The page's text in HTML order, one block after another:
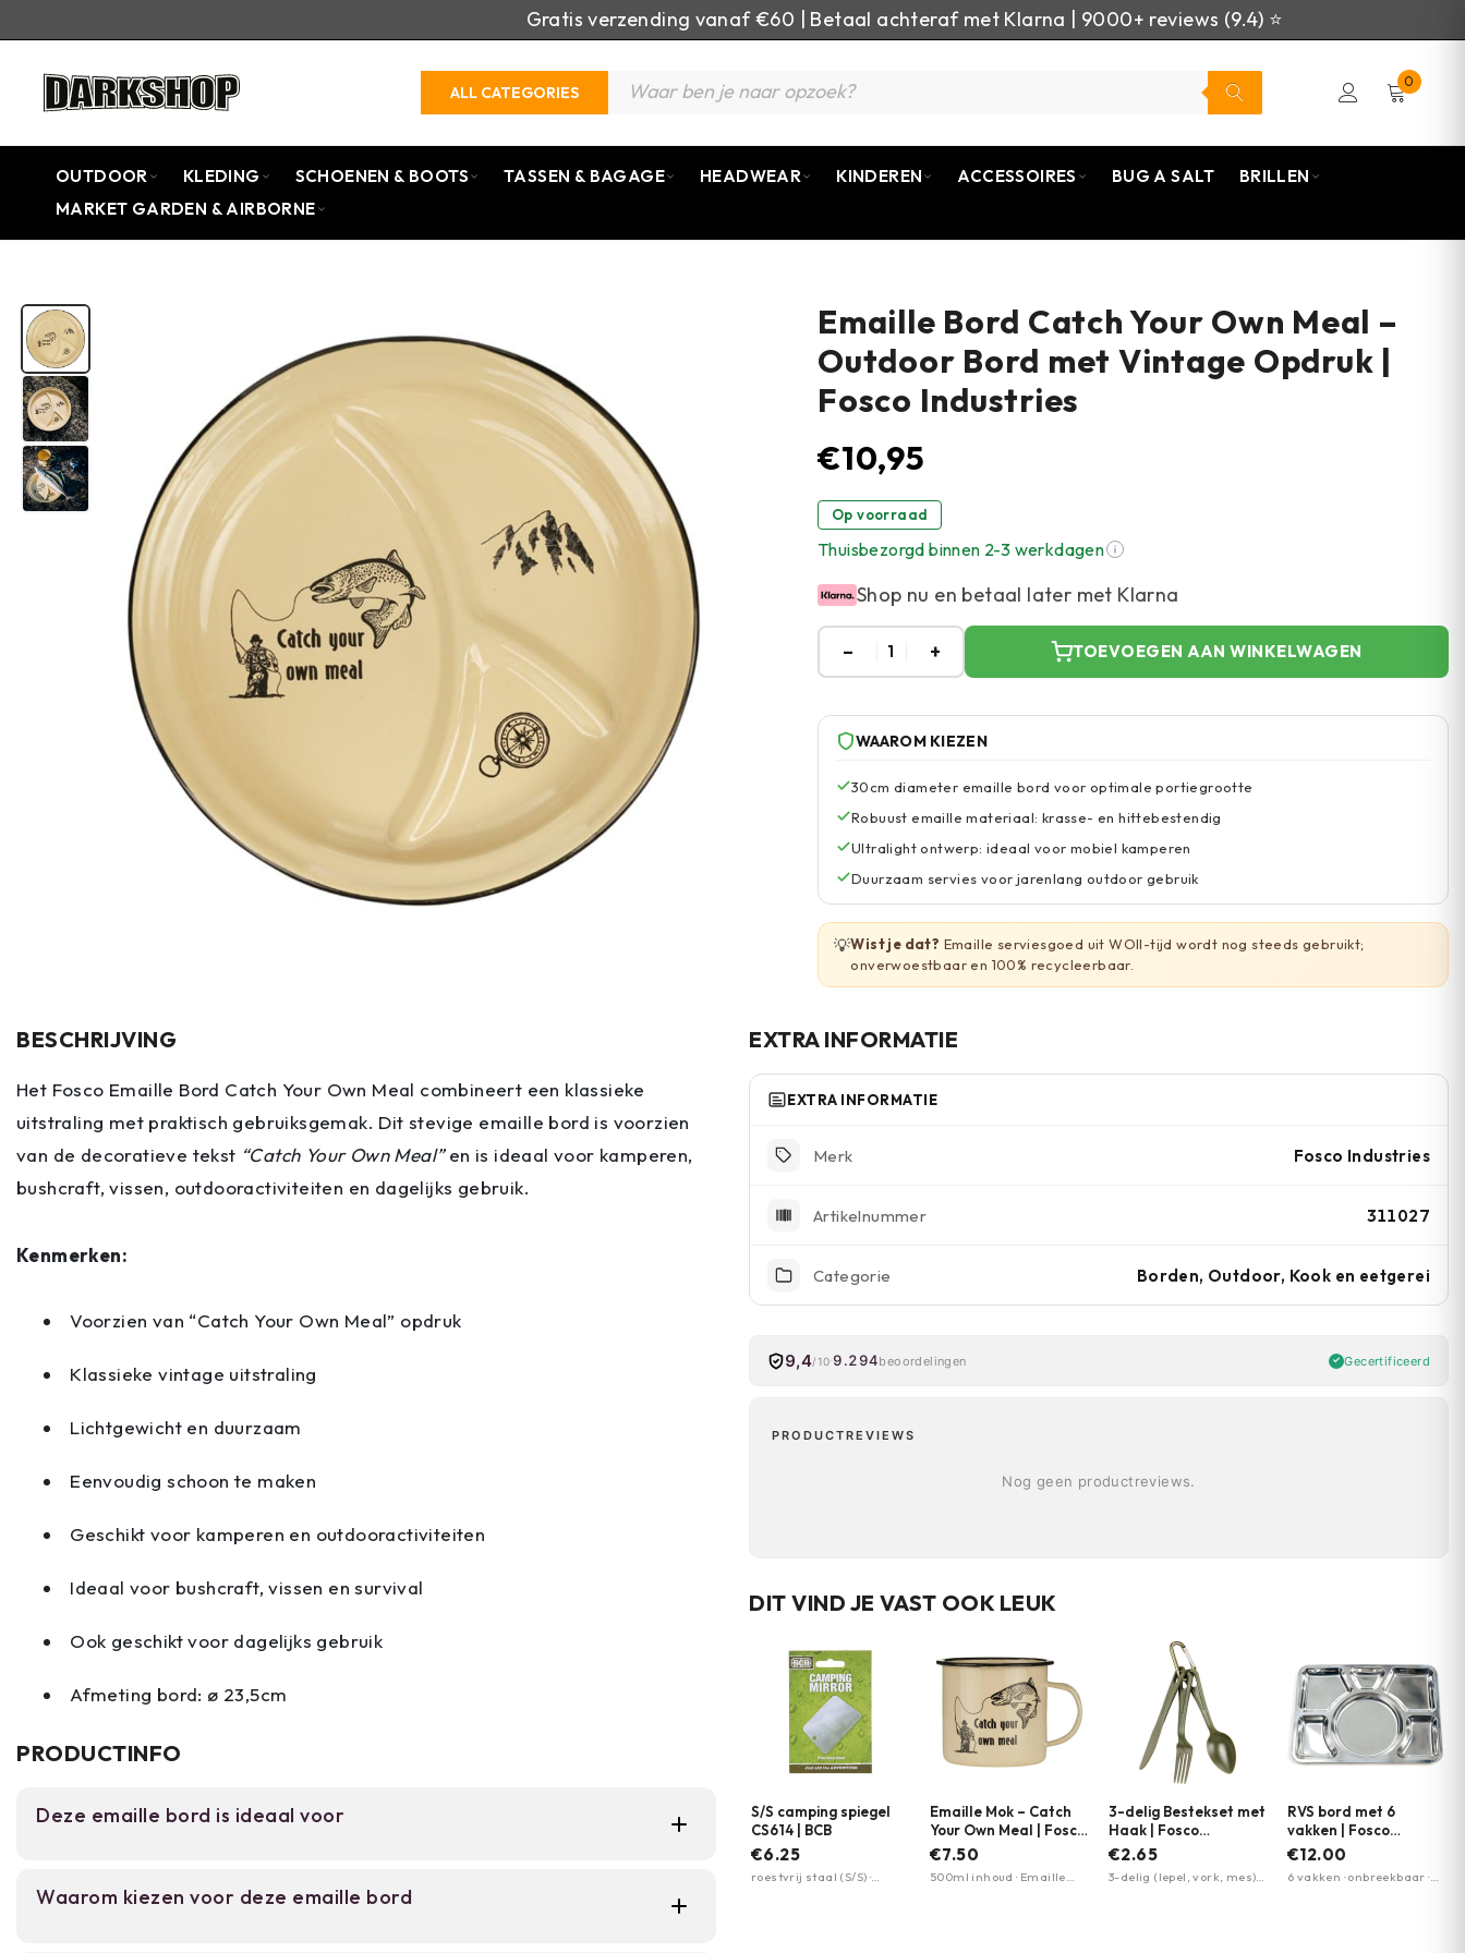
Gratis verzending vanaf €60 | Betaal achteraf met Klarna | 9000+ reviews (9.4) ⭐
ALL CATEGORIES
0
OUTDOOR KLEDING SCHOENEN & BOOTS TASSEN & BAGAGE HEADWEAR KINDEREN ACCESSOIRES BUG A SALT
BRILLEN
MARKET GARDEN & AIRBORNE
Emaille Bord Catch Your Own Meal –
Outdoor Bord met Vintage Opdruk |
Fosco Industries
€10,95
Op voorraad
Thuisbezorgd binnen 2-3 werkdagen
Shop nu en betaal later met Klarna
– 1 + TOEVOEGEN AAN WINKELWAGEN
WAAROM KIEZEN
30cm diameter emaille bord voor optimale portiegrootte
Robuust emaille materiaal: krasse- en hittebestendig
Ultralight ontwerp: ideaal voor mobiel kamperen
Duurzaam servies voor jarenlang outdoor gebruik
💡Wist je dat? Emaille serviesgoed uit WOII-tijd wordt nog steeds gebruikt;
onverwoestbaar en 100% recycleerbaar.
BESCHRIJVING
Het Fosco Emaille Bord Catch Your Own Meal combineert een klassieke
uitstraling met praktisch gebruiksgemak. Dit stevige emaille bord is voorzien
van de decoratieve tekst “Catch Your Own Meal”en is ideaal voor kamperen,
bushcraft, vissen, outdooractiviteiten en dagelijks gebruik.
Kenmerken:
Voorzien van “Catch Your Own Meal” opdruk
Klassieke vintage uitstraling
Lichtgewicht en duurzaam
Eenvoudig schoon te maken
Geschikt voor kamperen en outdooractiviteiten
Ideaal voor bushcraft, vissen en survival
Ook geschikt voor dagelijks gebruik
Afmeting bord: ø 23,5cm
PRODUCTINFO
Deze emaille bord is ideaal voor
outdoor enthousiasten die graag buiten eten. Ideaal voor kamperen,
Waarom kiezen voor deze emaille bord
EXTRA INFORMATIE
EXTRA INFORMATIE
Merk Fosco Industries
Artikelnummer 311027
Categorie Borden, Outdoor, Kook en eetgerei
9,4/10 9.294beoordelingen Gecertificeerd
PRODUCTREVIEWS
Nog geen productreviews.
DIT VIND JE VAST OOK LEUK
S/S camping spiegel
CS614 | BCB
€6.25
roestvrij staal (S/S) ·
Emaille Mok – Catch
Your Own Meal | Fosco
Industries
€7.50
500ml inhoud · Emaille
3-delig Bestekset met
Haak | Fosco
Industries
€2.65
3-delig (lepel, vork, mes) ·
RVS bord met 6
vakken | Fosco
Industries | Zilver/
€12.00
6 vakken · onbreekbaar ·